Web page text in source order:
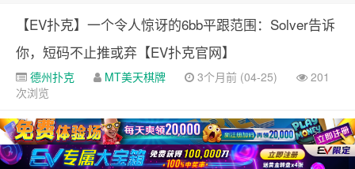
【EV扑克】一个令人惊讶的6bb平跟范围：Solver告诉
你，短码不止推或弃【EV扑克官网】
德州扑克 MT美天棋牌 3个月前 (04-25)
201
次浏览